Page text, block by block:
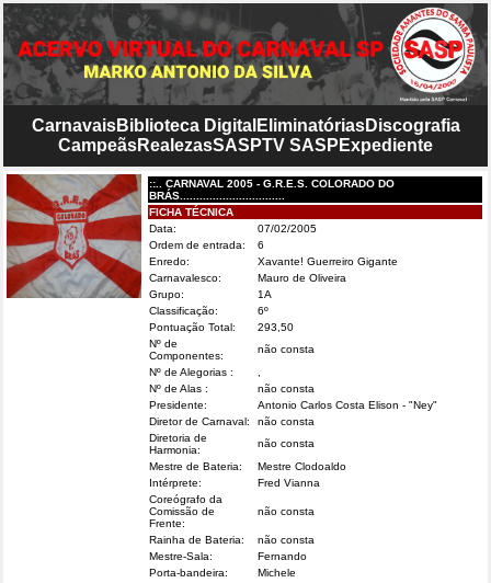
CarnavaisBiblioteca Digital EliminatóriasDiscografia
CampeãsRealezasSASPTV SASP Expediente
::.. CARNAVAL 2005 - G.R.E.S. COLORADO DO
BRÁS................................
FICHA TÉCNICA
Data:
07/02/2005
Ordem de entrada:
6
Enredo:
Xavante! Guerreiro Gigante
Carnavalesco:
Mauro de Oliveira
Grupo:
1A
Classificação:
6º
Pontuação Total:
293,50
Nº de
Componentes:
não consta
Nº de Alegorias :
Nº de Alas :
não consta
Presidente:
Antonio Carlos Costa Elison - "Ney"
Diretor de Carnaval:
não consta
Diretoria de
Harmonia:
não consta
Mestre de Bateria:
Mestre Clodoaldo
Intérprete:
Fred Vianna
Coreógrafo da
Comissão de
Frente:
não consta
Rainha de Bateria:
não consta
Mestre-Sala:
Fernando
Porta-bandeira:
Michele